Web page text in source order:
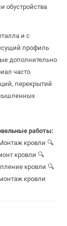
обустройства
и с
профиль
дополнительно
часто
перекрытий
работы:
кровли 🔍
кровли 🔍
кровли 🔍
кровли